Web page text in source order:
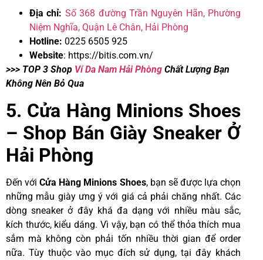
Địa chỉ: Số 368 đường Trần Nguyên Hãn, Phường
Niệm Nghĩa, Quận Lê Chân, Hải Phòng
Hotline: 0225 6505 925
Website: https://bitis.com.vn/
>>> TOP 3 Shop Ví Da Nam Hải Phòng Chất Lượng Bạn
Không Nên Bỏ Qua
5. Cửa Hàng Minions Shoes
– Shop Bán Giày Sneaker Ở
Hải Phòng
Đến vớiCửa Hàng Minions Shoes, bạn sẽ được lựa chọn
những mẫu giày ưng ý với giá cả phải chăng nhất. Các
dòng sneaker ở đây khá đa dạng với nhiều màu sắc,
kích thước, kiểu dáng. Vì vậy, bạn có thể thỏa thích mua
sắm mà không còn phải tốn nhiều thời gian để order
nữa. Tùy thuộc vào mục đích sử dụng, tại đây khách